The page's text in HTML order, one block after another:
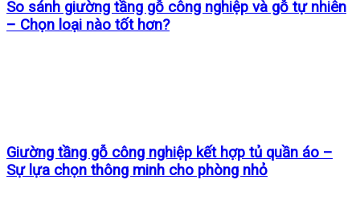
So sánh giường tầng gỗ công nghiệp và gỗ tự nhiên
– Chọn loại nào tốt hơn?
Giường tầng gỗ công nghiệp kết hợp tủ quần áo –
Sự lựa chọn thông minh cho phòng nhỏ